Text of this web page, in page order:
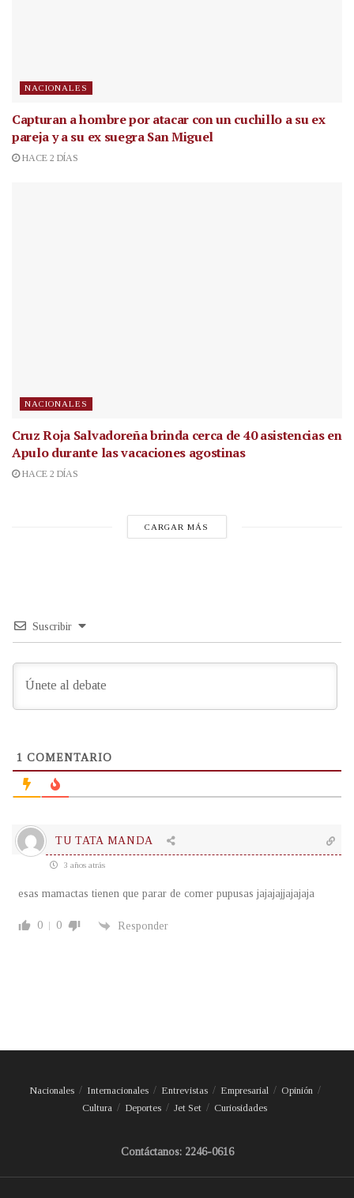
NACIONALES
Capturan a hombre por atacar con un cuchillo a su ex
pareja y a su ex suegra San Miguel
HACE 2 DÍAS
NACIONALES
Cruz Roja Salvadoreña brinda cerca de 40 asistencias en
Apulo durante las vacaciones agostinas
HACE 2 DÍAS
CARGAR MÁS
Suscribir
1 COMENTARIO
TU TATA MANDA
3 años atrás
esas mamactas tienen que parar de comer pupusas jajajajjajajaja
0 0 Responder
Nacionales Internacionales Entrevistas Empresarial
Opinión
Cultura
Deportes Jet Set Curiosidades
Contáctanos: 2246-0616